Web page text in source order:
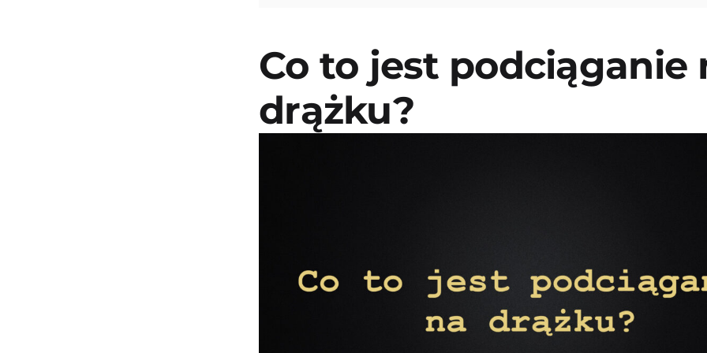
Co to jest podciąganie
drążku?